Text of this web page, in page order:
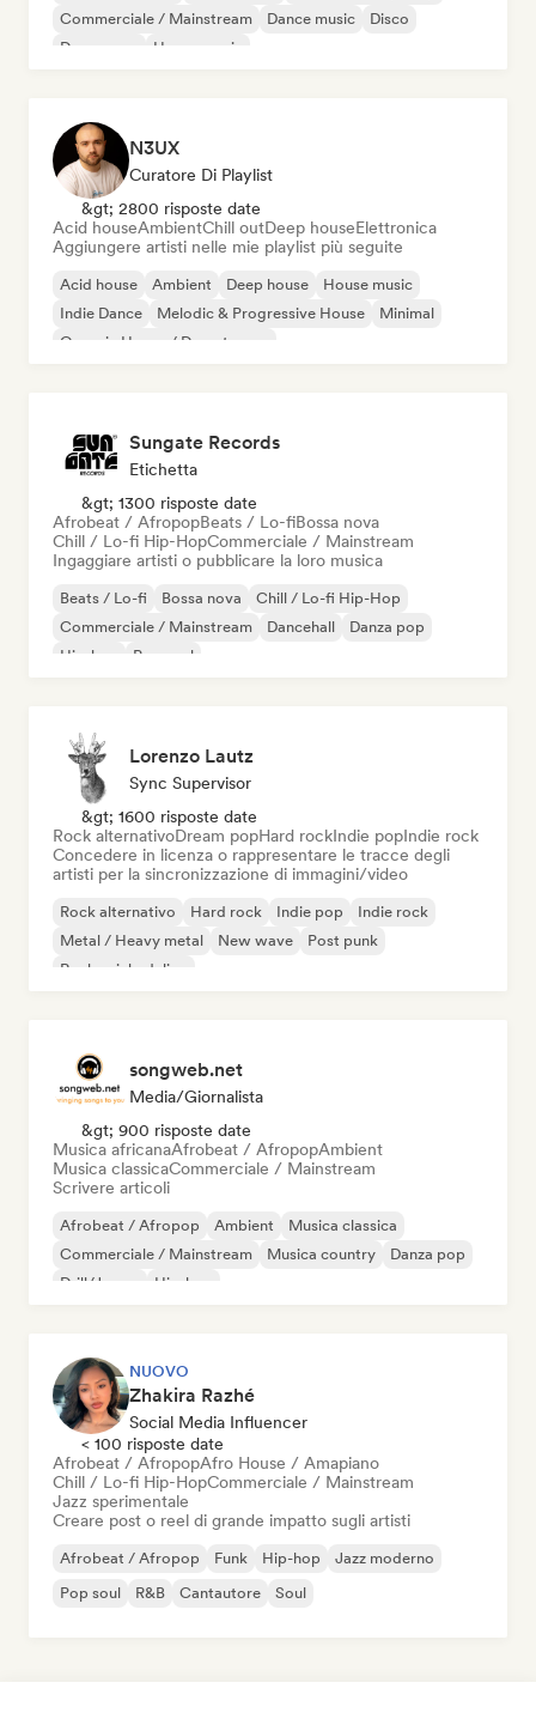
Commerciale / Mainstream
Dance music
Disco
Dream pop
House music
N3UX
Curatore Di Playlist
&gt; 2800 risposte date
Acid houseAmbientChill outDeep houseElettronica
Aggiungere artisti nelle mie playlist più seguite
Acid house Ambient Deep house
House music
Indie Dance
Melodic & Progressive House
Minimal
Organic House / Downtempo
Sungate Records
Etichetta
&gt; 1300 risposte date
Afrobeat / AfropopBeats / Lo-fiBossa nova
Chill / Lo-fi Hip-HopCommerciale / Mainstream
Ingaggiare artisti o pubblicare la loro musica
Beats / Lo-fi Bossa nova
Chill / Lo-fi Hip-Hop
Commerciale / Mainstream
Dancehall
Danza pop
Hip-hop
Pop soul
Lorenzo Lautz
Sync Supervisor
&gt; 1600 risposte date
Rock alternativoDream popHard rockIndie popIndie rock
Concedere in licenza o rappresentare le tracce degli
artisti per la sincronizzazione di immagini/video
Rock alternativo Hard rock Indie pop
Indie rock
Metal / Heavy metal
New wave
Post punk
Rock psichedelico
songweb.net
Media/Giornalista
&gt; 900 risposte date
Musica africanaAfrobeat / AfropopAmbient
Musica classicaCommerciale / Mainstream
Scrivere articoli
Afrobeat / Afropop Ambient
Musica classica
Commerciale / Mainstream
Musica country
Danza pop
Drill/Jersey
Hip-hop
NUOVO
Zhakira Razhé
Social Media Influencer
< 100 risposte date
Afrobeat / AfropopAfro House / Amapiano
Chill / Lo-fi Hip-HopCommerciale / Mainstream
Jazz sperimentale
Creare post o reel di grande impatto sugli artisti
Afrobeat / Afropop Funk Hip-hop
Jazz moderno
Pop soul
R&B Cantautore Soul